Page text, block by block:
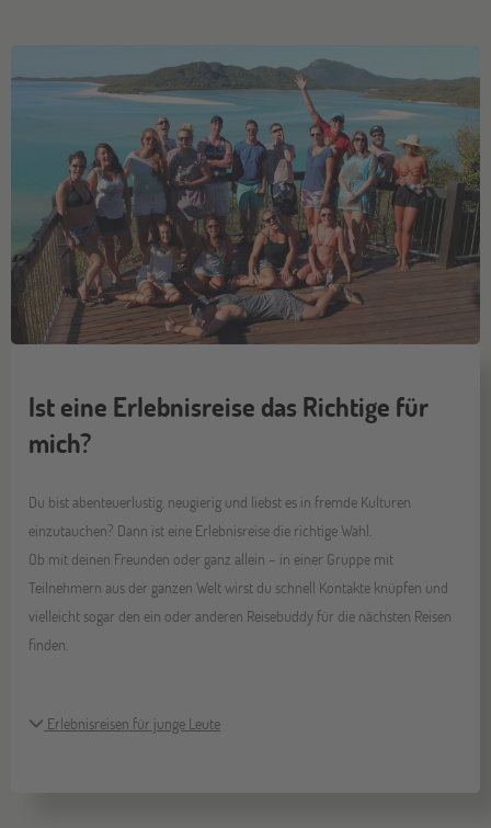
Ist eine Erlebnisreise das Richtige für
mich?
Du bist abenteuerlustig, neugierig und liebst es in fremde Kulturen
einzutauchen? Dann ist eine Erlebnisreise die richtige Wahl.
Ob mit deinen Freunden oder ganz allein – in einer Gruppe mit
Teilnehmern aus der ganzen Welt wirst du schnell Kontakte knüpfen und
vielleicht sogar den ein oder anderen Reisebuddy für die nächsten Reisen
finden.
Erlebnisreisen für junge Leute